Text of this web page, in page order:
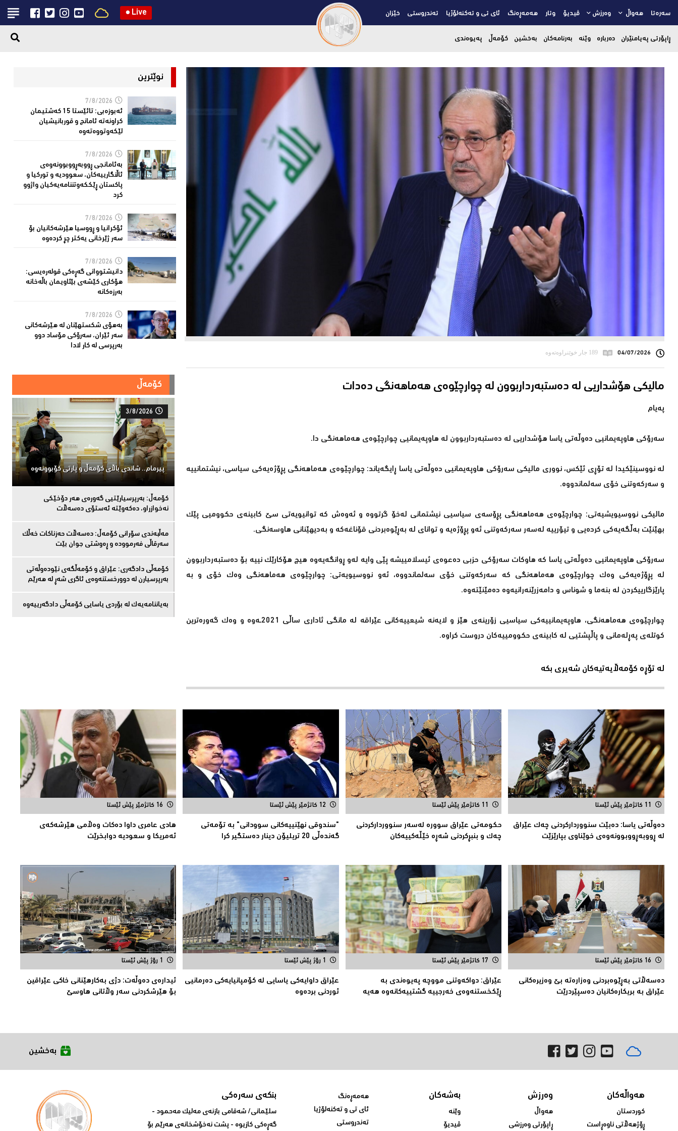
سەرەتا هەواڵ وەرزش ڤیدیۆ وتار هەمەڕەنگ ئای تی و تەکنەلۆژیا تەندروستی خێزان ● Live
ڕاپۆرتی پەیامنێران دەربارە وێنە بەرنامەکان بەخشین کۆمەڵ پەیوەندی
04/07/2026 189 جار خوێنراوەتەوە
مالیكی هۆشداریی لە دەستبەرداربوون لە چوارچێوەی هەماهەنگی دەدات
پەیام
سەرۆكی هاوپەیمانیی دەوڵەتی یاسا هۆشداریی لە دەستبەرداربوون لە هاوپەیمانیی چوارچێوەی هەماهەنگی دا.
لە نووسینێكیدا لە تۆڕی ئێكس، نووری مالیكی سەرۆكی هاوپەیمانیی دەوڵەتی یاسا ڕایگەیاند: چوارچێوەی هەماهەنگی پڕۆژەیەكی سیاسی، نیشتمانییە
و سەركەوتنی خۆی سەلماندووە.
مالیكی نووسیویشیەتی: چوارچێوەی هەماهەنگی پڕۆسەی سیاسیی نیشتمانی لەخۆ گرتووە و ئەوەش كە توانیویەتی سێ كابینەی حكوومیی پێك
بهێنێت بەڵگەیەكی كردەیی و تیۆرییە لەسەر سەركەوتنی ئەو پڕۆژەیە و توانای لە بەڕێوەبردنی قۆناغەكە و بەدیهێنانی هاوسەنگی.
سەرۆكی هاوپەیمانیی دەوڵەتی یاسا كە هاوكات سەرۆكی حزبی دەعوەی ئیسلامییشە پێی وایە لەو ڕوانگەیەوە هیچ هۆكارێك نییە بۆ دەستبەرداربوون
لە پڕۆژەیەكی وەك چوارچێوەی هەماهەنگی كە سەركەوتنی خۆی سەلماندووە، ئەو نووسیویەتی: چوارچێوەی هەماهەنگی وەك خۆی و بە
پارێزگارییكردن لە بنەما و شوناس و دامەزرێنەرانیەوە دەمێنێتەوە.
چوارچێوەی هەماهەنگی، هاوپەیمانییەكی سیاسیی زۆرینەی هێز و لایەنە شیعییەكانی عێراقە لە مانگی ئاداری ساڵی 2021ـەوە و وەك گەورەترین
كوتلەی پەڕلەمانی و پاڵپشتیی لە كابینەی حكوومییەكان دروست كراوە.
لە تۆڕە کۆمەڵایەتیەکان شەیری بکە
نوێترین
7/8/2026
ئەبوزەبی: تائێستا 15 كەشتیمان
كراونەتە ئامانج و قوربانیشیان
لێكەوتووەتەوە
7/8/2026
بەئامانجی ڕووبەڕووبوونەوەی
ئاڵنگارییەكان، سعوودیە و توركیا و
پاكستان ڕێككەوتننامەیەکیان واژوو
كرد
7/8/2026
ئۆكرانیا و ڕووسیا هێرشەكانیان بۆ
سەر ژێرخانی یەكتر چڕ كردەوە
7/8/2026
دانیشتووانى گەڕەكی قولەرەیسی:
هۆکارى کێشەى بێئاویمان باڵەخانە
بەرزەكانە
7/8/2026
بەهۆى شکستهێنان لە هێرشەکانى
سەر ئێران، سەرۆكی مۆساد دوو
بەرپرسی لە كار لادا
کۆمەڵ
3/8/2026
پیرمام.. شاندی باڵای كۆمه‌ڵ و پارتی كۆبوونه‌وه‌
كۆمەڵ: بەرپرسیارێتیی گەورەی هەر دۆخێکی
نەخوازراو، دەكەوێتە ئەستۆی دەسەڵات
مەڵبەندى سۆرانى کۆمەڵ: دەسەڵات حەزناکات خەڵک
سەرقاڵى فەرموودە و ڕەوشتى جوان بێت
کۆمەڵى دادگەرى: عێراق و كۆمەڵگەی نێودەوڵەتی
بەرپرسیارن لە دوورخستنەوەى ئاگری شەڕ لە هەرێم
بەیاننامەیەک لە بۆردی یاسایی کۆمەڵی دادگەرییەوە
11 کاتژمێر پێش ئێستا
دەوڵەتی یاسا: دەبێت سنوورداركردنی چەك عێراق
لە ڕووبەڕووبوونەوەی خوێناوی بپارێزێت
11 کاتژمێر پێش ئێستا
حكومەتى عێراق سوورە لەسەر سنوورداركردنی
چەك و بنبڕكردنی شەڕە خێڵەكییەكان
12 کاتژمێر پێش ئێستا
"سندوقی نهێنییەكانی سوودانی" بە تۆمەتی
گەندەڵی 20 تریلیۆن دینار دەستگیر كرا
16 کاتژمێر پێش ئێستا
هادی عامری داوا دەكات وەڵامی هێرشەكەی
ئەمریكا و سعودیە دوابخرێت
16 کاتژمێر پێش ئێستا
دەسەڵاتى بەڕێوەبردنی وەزارەتە بێ وەزیرەكانى
عێراق بە بریکارەکانیان دەسپێردرێت
17 کاتژمێر پێش ئێستا
عێراق: دواکەوتنى مووچە پەیوەندی بە
ڕێكخستنەوەی خەرجییە گشتییەکانەوە هەیە
1 رۆژ پێش ئێستا
عێراق داوایەکی یاسایی لە کۆمپانیایه‌كی دەرمانیى
ئوردنی بردەوە
1 رۆژ پێش ئێستا
ئیدارەى دەوڵەت: دژى بەکارهێنانى خاکی عێراقین
بۆ هێرشکردنى سەر وڵاتانی هاوسێ
بەخشین
هەواڵەکان
کوردستان
ڕۆژهەڵاتی ناوەڕاست
وەرزش
هەواڵ
ڕاپۆرتی وەرزشی
بەشەکان
وێنە
ڤیدیۆ
هەمەڕەنگ
ئای تی و تەکنەلۆژیا
تەندروستی
بنکەی سەرەکی
سلێمانی/ شه‌قامی بازنه‌ی مه‌لیک مه‌حمود -
گه‌ڕه‌کی کازیوه‌ - پشت نه‌خۆشخانه‌ی‌ هه‌رێم بۆ